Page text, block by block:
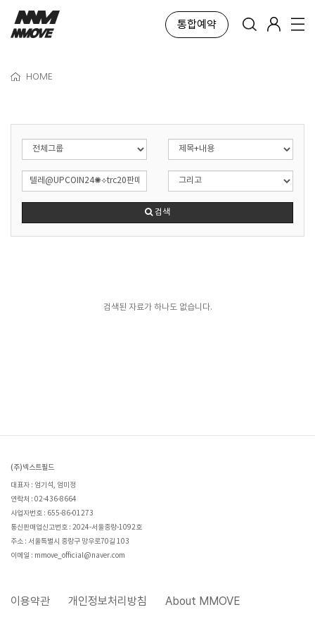
통합예약
HOME
검색
검색된 자료가 하나도 없습니다.
(주)넥스트필드
대표자 : 엄기석, 엄미정
연락처 : 02-436-8664
사업자번호 : 655-86-01273
통신판매업신고번호 : 2024-서울중랑-1092호
주소 : 서울특별시 중랑구 망우로70길 103
이메일 : mmove_official@naver.com
이용약관 개인정보처리방침 About MMOVE